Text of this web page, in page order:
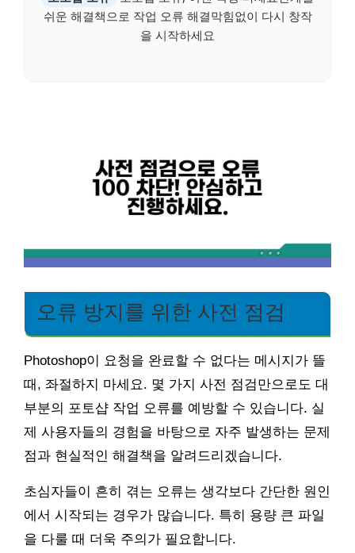
쉬운 해결책으로 작업 오류 해결막힘없이 다시 창작
을 시작하세요
오류 방지를 위한 사전 점검
Photoshop이 요청을 완료할 수 없다는 메시지가 뜰
때, 좌절하지 마세요. 몇 가지 사전 점검만으로도 대
부분의 포토샵 작업 오류를 예방할 수 있습니다. 실
제 사용자들의 경험을 바탕으로 자주 발생하는 문제
점과 현실적인 해결책을 알려드리겠습니다.
초심자들이 흔히 겪는 오류는 생각보다 간단한 원인
에서 시작되는 경우가 많습니다. 특히 용량 큰 파일
을 다룰 때 더욱 주의가 필요합니다.